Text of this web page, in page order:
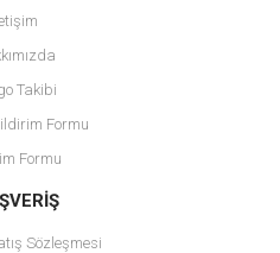
görüntülenemiyor.
bulunuyor.
pahalı.
olmalı.
Takibi
Formu
Formu
Sözleşmesi